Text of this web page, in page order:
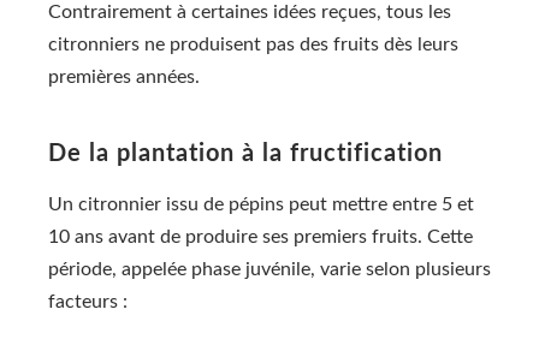
Contrairement à certaines idées reçues, tous les
citronniers ne produisent pas des fruits dès leurs
premières années.
De la plantation à la fructification
Un citronnier issu de pépins peut mettre entre 5 et
10 ans avant de produire ses premiers fruits. Cette
période, appelée phase juvénile, varie selon plusieurs
facteurs :